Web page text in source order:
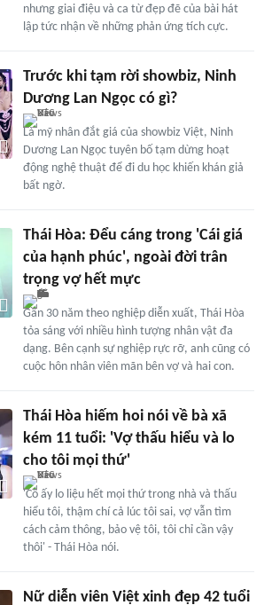
nhưng giai điệu và ca từ đẹp đẽ của bài hát
lập tức nhận về những phản ứng tích cực.
Trước khi tạm rời showbiz, Ninh
Dương Lan Ngọc có gì?
Là mỹ nhân đắt giá của showbiz Việt, Ninh
Dương Lan Ngọc tuyên bố tạm dừng hoạt
động nghệ thuật để đi du học khiến khán giả
bất ngờ.
Thái Hòa: Đểu cáng trong 'Cái giá
của hạnh phúc', ngoài đời trân
trọng vợ hết mực
Gần 30 năm theo nghiệp diễn xuất, Thái Hòa
tỏa sáng với nhiều hình tượng nhân vật đa
dạng. Bên cạnh sự nghiệp rực rỡ, anh cũng có
cuộc hôn nhân viên mãn bên vợ và hai con.
Thái Hòa hiếm hoi nói về bà xã
kém 11 tuổi: 'Vợ thấu hiểu và lo
cho tôi mọi thứ'
'Cô ấy lo liệu hết mọi thứ trong nhà và thấu
hiểu tôi, thậm chí cả lúc tôi sai, vợ vẫn tìm
cách cảm thông, bảo vệ tôi, tôi chỉ cần vậy
thôi' - Thái Hòa nói.
Nữ diễn viên Việt xinh đẹp 42 tuổi